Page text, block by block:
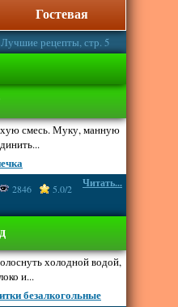
Гостевая
рецепты, стр. 5
смесь. Муку, манную
Читать...
2846
5.0/2
холодной водой,
и...
безалкогольные